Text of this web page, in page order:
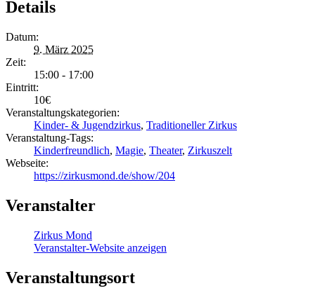
Details
Datum:
9. März 2025
Zeit:
15:00 - 17:00
Eintritt:
10€
Veranstaltungskategorien:
Kinder- & Jugendzirkus, Traditioneller Zirkus
Veranstaltung-Tags:
Kinderfreundlich, Magie, Theater, Zirkuszelt
Webseite:
https://zirkusmond.de/show/204
Veranstalter
Zirkus Mond
Veranstalter-Website anzeigen
Veranstaltungsort